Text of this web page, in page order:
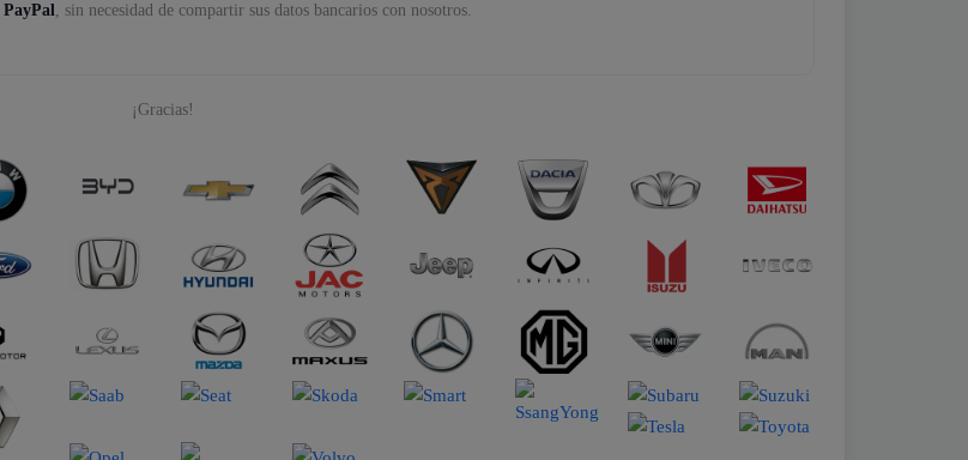
PayPal, sin necesidad de compartir sus datos bancarios con nosotros.
¡Gracias!